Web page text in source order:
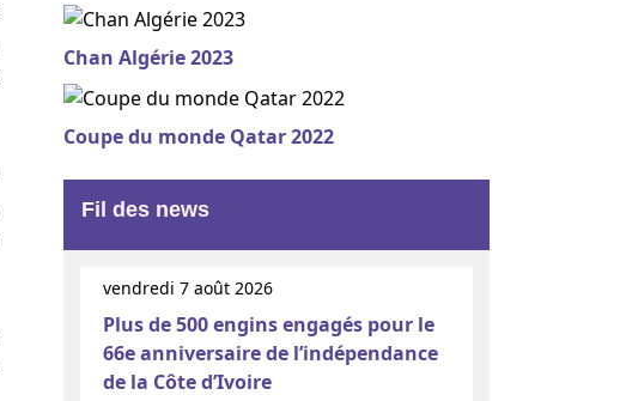
Chan Algérie 2023
Coupe du monde Qatar 2022
Fil des news
vendredi 7 août 2026
Plus de 500 engins engagés pour le
66e anniversaire de l’indépendance
de la Côte d’Ivoire